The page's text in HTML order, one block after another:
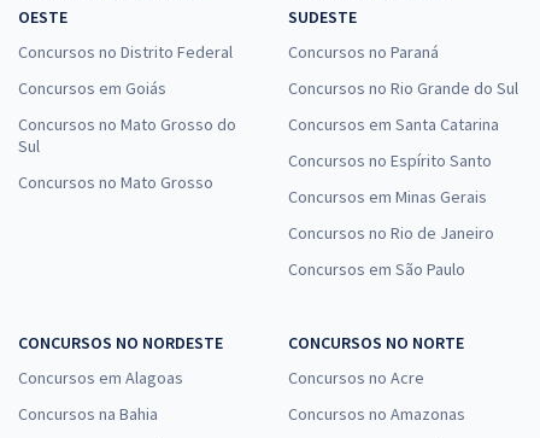
OESTE
Concursos no Distrito Federal
Concursos em Goiás
Concursos no Mato Grosso do
Sul
Concursos no Mato Grosso
SUDESTE
Concursos no Paraná
Concursos no Rio Grande do Sul
Concursos em Santa Catarina
Concursos no Espírito Santo
Concursos em Minas Gerais
Concursos no Rio de Janeiro
Concursos em São Paulo
CONCURSOS NO NORDESTE
Concursos em Alagoas
Concursos na Bahia
CONCURSOS NO NORTE
Concursos no Acre
Concursos no Amazonas